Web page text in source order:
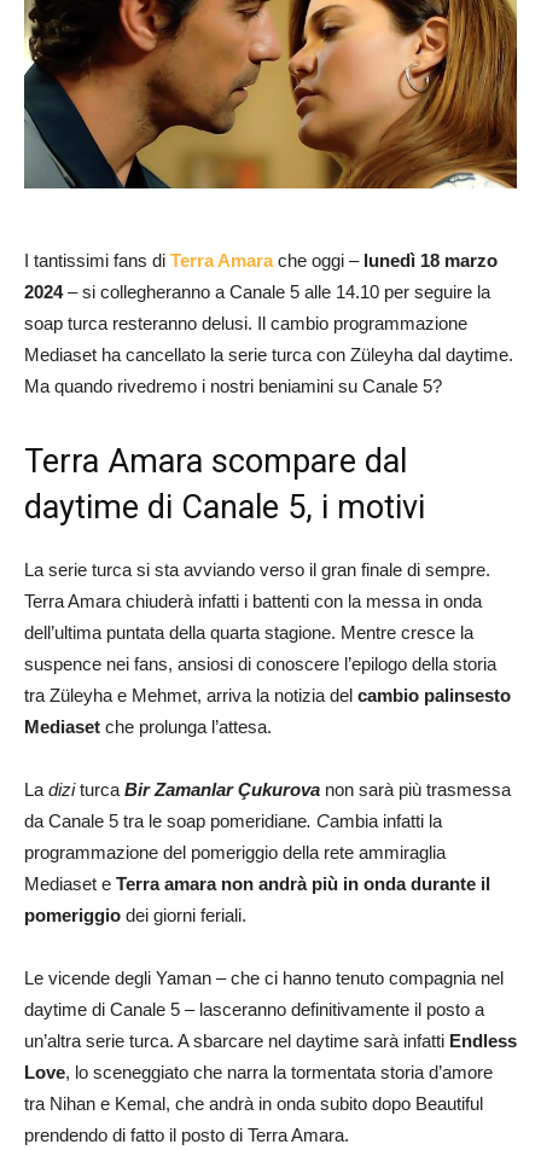
I tantissimi fans di Terra Amarache oggi – lunedì 18 marzo
2024– si collegheranno a Canale 5 alle 14.10 per seguire la
soap turca resteranno delusi. Il cambio programmazione
Mediaset ha cancellato la serie turca con Züleyha dal daytime.
Ma quando rivedremo i nostri beniamini su Canale 5?
Terra Amara scompare dal
daytime di Canale 5, i motivi
La serie turca si sta avviando verso il gran finale di sempre.
Terra Amara chiuderà infatti i battenti con la messa in onda
dell’ultima puntata della quarta stagione. Mentre cresce la
suspence nei fans, ansiosi di conoscere l’epilogo della storia
tra Züleyha e Mehmet, arriva la notizia del cambio palinsesto
Mediaset che prolunga l’attesa.
La diziturca Bir Zamanlar Çukurova non sarà più trasmessa
da Canale 5 tra le soap pomeridiane. Cambia infatti la
programmazione del pomeriggio della rete ammiraglia
Mediaset e Terra amara non andrà più in onda durante il
pomeriggio dei giorni feriali.
Le vicende degli Yaman – che ci hanno tenuto compagnia nel
daytime di Canale 5 – lasceranno definitivamente il posto a
un’altra serie turca. A sbarcare nel daytime sarà infatti Endless
Love, lo sceneggiato che narra la tormentata storia d’amore
tra Nihan e Kemal, che andrà in onda subito dopo Beautiful
prendendo di fatto il posto di Terra Amara.